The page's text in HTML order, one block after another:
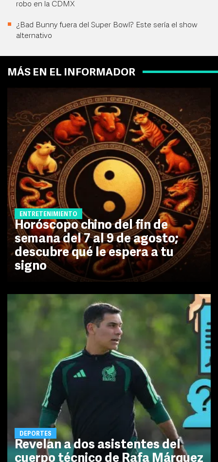
robo en la CDMX
¿Bad Bunny fuera del Super Bowl? Este sería el show
alternativo
MÁS EN EL INFORMADOR
ENTRETENIMIENTO
Horóscopo chino del fin de
semana del 7 al 9 de agosto;
descubre qué le espera a tu
signo
DEPORTES
Revelan a dos asistentes del
cuerpo técnico de Rafa Márquez